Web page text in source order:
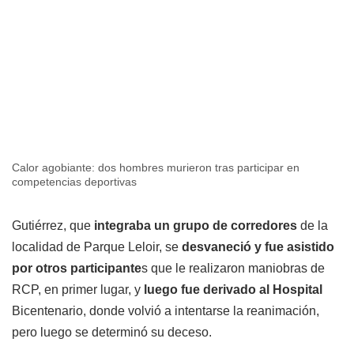
Calor agobiante: dos hombres murieron tras participar en
competencias deportivas
Gutiérrez, que integraba un grupo de corredores de la
localidad de Parque Leloir, se desvaneció y fue asistido
por otros participantes que le realizaron maniobras de
RCP, en primer lugar, y luego fue derivado al Hospital
Bicentenario, donde volvió a intentarse la reanimación,
pero luego se determinó su deceso.